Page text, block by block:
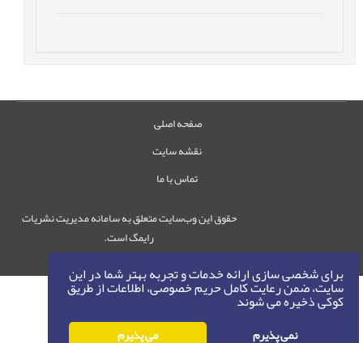
برای شخصی سازی ارائه خدمات و تجربه بهتر شما در این
سایت، ضمن رعایت کامل حریم خصوصی، اطلاعات از طریق
کوکی ذخیره می شوند
نمی پذیرم می پذیرم
صفحه اصلی
نقشه سایت
تماس با ما
حقوق این وب‌سایت متعلق به سامانه مدیریت نشریات
رایمگ است.
حق نشر 1405-1396